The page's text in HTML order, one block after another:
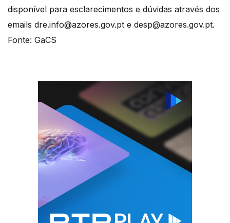
disponível para esclarecimentos e dúvidas através dos
emails dre.info@azores.gov.pt e desp@azores.gov.pt.
Fonte: GaCS